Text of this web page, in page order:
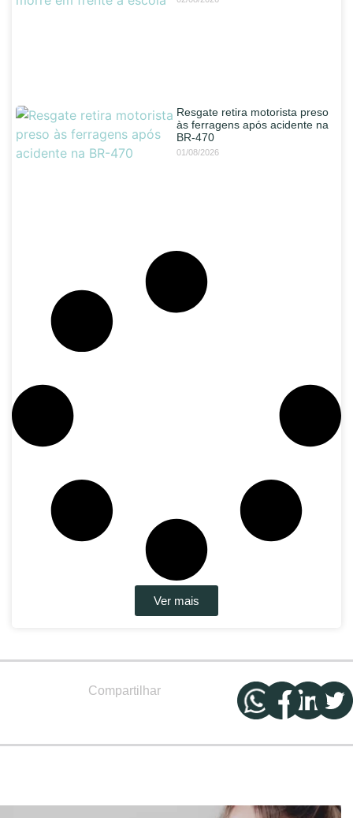
Resgate retira motorista preso
às ferragens após acidente na
BR-470
01/08/2026
Ver mais
Compartilhar